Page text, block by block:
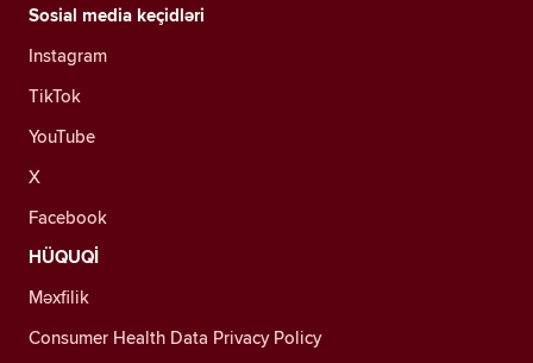
Sosial media keçidləri
Instagram
TikTok
YouTube
X
Facebook
HÜQUQİ
Məxfilik
Consumer Health Data Privacy Policy